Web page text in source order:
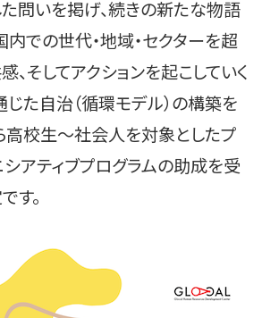
た問いを掲げ、続きの新たな物語
内での世代・地域・セクターを超
、そしてアクションを起こしていく
じた自治（循環モデル）の構築を
高校生～社会人を対象としたプ
シアティブプログラムの助成を受
す。